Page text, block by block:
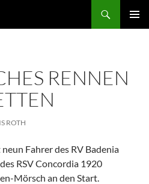
RENNEN
ROTH
Fahrer des RV Badenia
RSV Concordia 1920
Mörsch an den Start.